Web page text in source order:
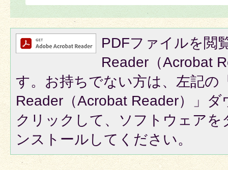
PDFファイルを閲
Reader（Acrobat
す。お持ちでない方は、左記の
Reader（Acrobat Reader）」
クリックして、ソフトウェア
ンストールしてください。